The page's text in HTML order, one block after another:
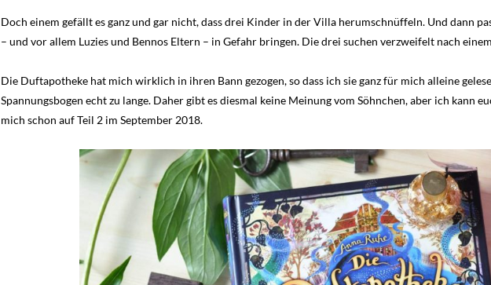
Doch einem gefällt es ganz und gar nicht, dass drei Kinder in der Villa herumschnüffeln. Und dann
– und vor allem Luzies und Bennos Eltern – in Gefahr bringen. Die drei suchen verzweifelt nach
Die Duftapotheke hat mich wirklich in ihren Bann gezogen, so dass ich sie ganz für mich alleine
Spannungsbogen echt zu lange. Daher gibt es diesmal keine Meinung vom Söhnchen, aber ich kann
mich schon auf Teil 2 im September 2018.